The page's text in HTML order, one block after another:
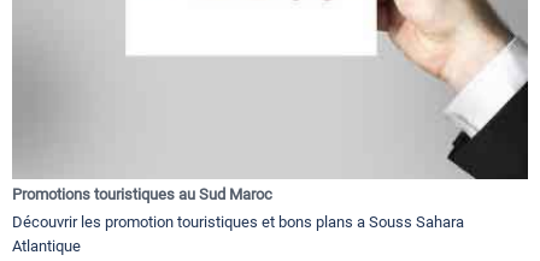
Promotions touristiques au Sud Maroc
Découvrir les promotion touristiques et bons plans a Souss Sahara
Atlantique